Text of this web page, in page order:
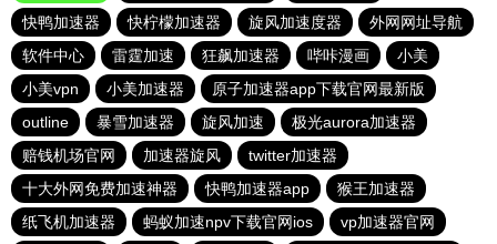
快鸭加速器
快柠檬加速器 旋风加速度器
外网网址导航
软件中心
雷霆加速 狂飙加速器 哔咔漫画
小美
小美vpn
小美加速器
原子加速器app下载官网最新版
outline
暴雪加速器 旋风加速
极光aurora加速器
赔钱机场官网
加速器旋风
twitter加速器
十大外网免费加速神器
快鸭加速器app
猴王加速器
纸飞机加速器
蚂蚁加速npv下载官网ios vp加速器官网